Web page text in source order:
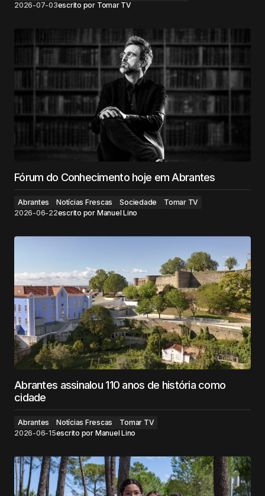
2026-07-03escrito por Tomar TV
Fórum do Conhecimento hoje em Abrantes
Abrantes Notícias Frescas Sociedade
Tomar TV
2026-06-22escrito por Manuel Lino
Abrantes assinalou 110 anos de história como
cidade
Abrantes Notícias Frescas
Tomar TV
2026-06-15escrito por Manuel Lino